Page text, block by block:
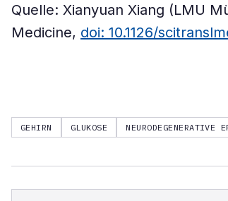
Quelle: Xianyuan Xiang (LMU
Medicine, doi: 10.1126/
GEHIRN GLUKOSE NEURODEGENERATIVE